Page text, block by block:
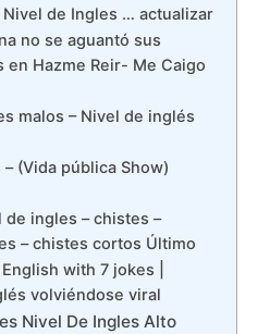
de Ingles … actualizar
no se aguantó sus
en Hazme Reir- Me Caigo
malos – Nivel de inglés
(Vida pública Show)
de ingles – chistes –
– chistes cortos Último
with 7 jokes |
volviéndose viral
Nivel De Ingles Alto